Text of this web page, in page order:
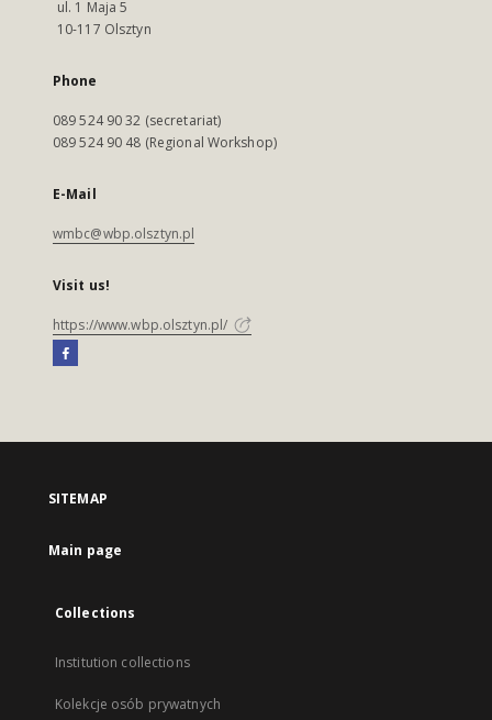
ul. 1 Maja 5
10-117 Olsztyn
Phone
089 524 90 32 (secretariat)
089 524 90 48 (Regional Workshop)
E-Mail
wmbc@wbp.olsztyn.pl
Visit us!
https://www.wbp.olsztyn.pl/
SITEMAP
Main page
Collections
Institution collections
Kolekcje osób prywatnych